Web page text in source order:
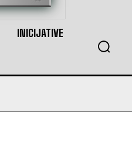
INICIJATIVE